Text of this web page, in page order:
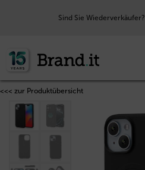
Sind Sie Wiederverkäufer?
<<< zur Produktübersicht